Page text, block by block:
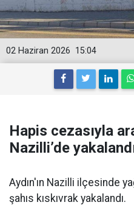
15:04
02 Haziran 2026
Hapis cezasıyla
Nazilli’de
Aydın'ın Nazilli ilçesinde
şahıs kıskıvrak yakalandı.